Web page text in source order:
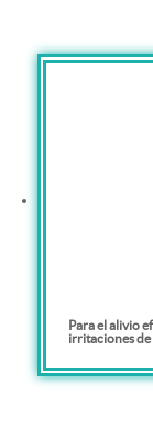
Para el alivio
irritaciones de